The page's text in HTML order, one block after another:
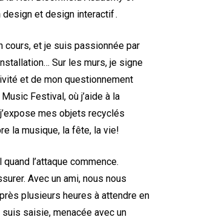
et design interactif .
cours, et je suis passionnée par
Sur les murs, je signe
et de mon questionnement
Festival, où j’aide à la
mes objets recyclés
la musique, la fête, la vie!
l’attaque commence.
Avec un ami, nous nous
plusieurs heures à attendre en
saisie, menacée avec un